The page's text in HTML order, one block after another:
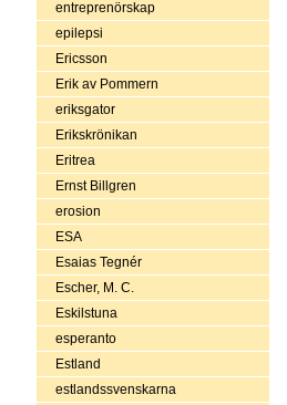
entreprenörskap
epilepsi
Ericsson
Erik av Pommern
eriksgator
Erikskrönikan
Eritrea
Ernst Billgren
erosion
ESA
Esaias Tegnér
Escher, M. C.
Eskilstuna
esperanto
Estland
estlandssvenskarna